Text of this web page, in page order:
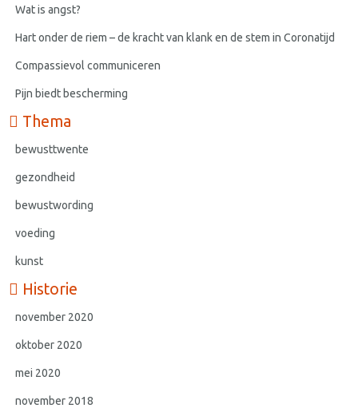
Wat is angst?
Hart onder de riem – de kracht van klank en de stem in Coronatijd
Compassievol communiceren
Pijn biedt bescherming
Thema
bewusttwente
gezondheid
bewustwording
voeding
kunst
Historie
november 2020
oktober 2020
mei 2020
november 2018